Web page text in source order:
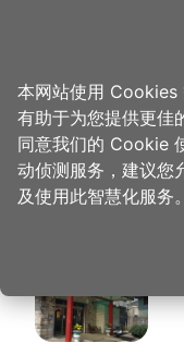
首页 > 想去的地方 > 美
老地方
本网站使用 Cookies
有助于为您提供更佳
同意我们的 Cookie
动侦测服务，建议您
及使用此智慧化服务。